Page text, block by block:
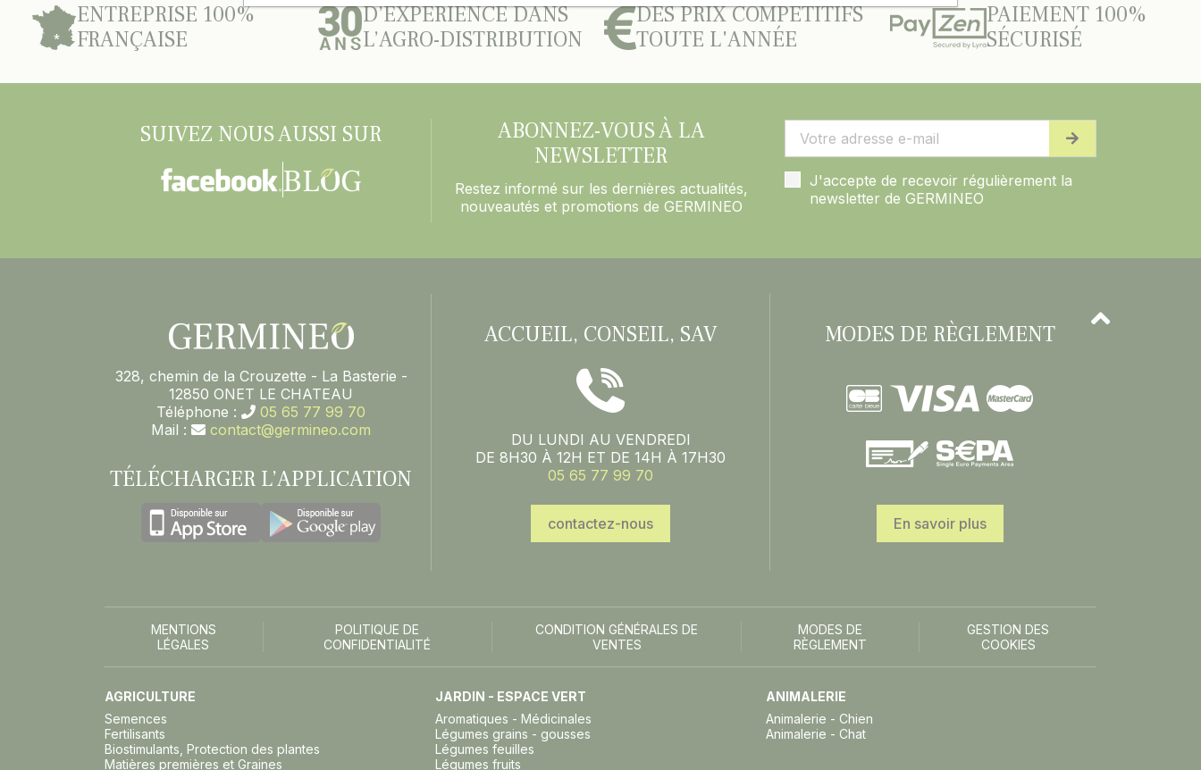
ENTREPRISE 100%
FRANÇAISE
D’EXPÉRIENCE DANS
L’AGRO-DISTRIBUTION
DES PRIX COMPÉTITIFS
TOUTE L'ANNÉE
PAIEMENT 100%
SÉCURISÉ
SUIVEZ NOUS AUSSI SUR
ABONNEZ-VOUS À LA
NEWSLETTER
Restez informé sur les dernières actualités,
nouveautés et promotions de GERMINEO
J'accepte de recevoir régulièrement la
newsletter de GERMINEO
328, chemin de la Crouzette - La Basterie -
12850 ONET LE CHATEAU
Téléphone :
05 65 77 99 70
Mail :
contact@germineo.com
TÉLÉCHARGER L’APPLICATION
ACCUEIL, CONSEIL, SAV
DU LUNDI AU VENDREDI
DE 8H30 À 12H ET DE 14H À 17H30
05 65 77 99 70
contactez-nous
MODES DE RÈGLEMENT
En savoir plus
MENTIONS
LÉGALES
POLITIQUE DE
CONFIDENTIALITÉ
CONDITION GÉNÉRALES DE
VENTES
MODES DE
RÈGLEMENT
GESTION DES
COOKIES
AGRICULTURE
Semences
Fertilisants
Biostimulants, Protection des plantes
Matières premières et Graines
JARDIN - ESPACE VERT
Aromatiques - Médicinales
Légumes grains - gousses
Légumes feuilles
Légumes fruits
ANIMALERIE
Animalerie - Chien
Animalerie - Chat